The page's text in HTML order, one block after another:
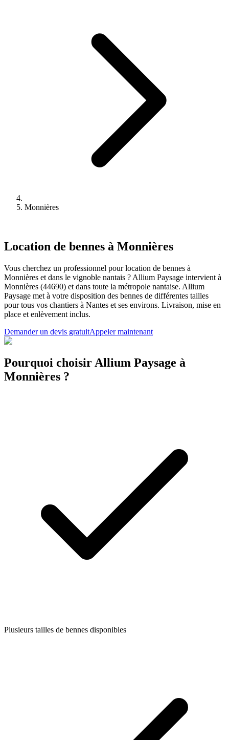
Monnières
Location de bennes à Monnières
Vous cherchez un professionnel pour location de bennes à
Monnières et dans le vignoble nantais ? Allium Paysage intervient à
Monnières (44690) et dans toute la métropole nantaise. Allium
Paysage met à votre disposition des bennes de différentes tailles
pour tous vos chantiers à Nantes et ses environs. Livraison, mise en
place et enlèvement inclus.
Demander un devis gratuitAppeler maintenant
Pourquoi choisir Allium Paysage à
Monnières ?
Plusieurs tailles de bennes disponibles